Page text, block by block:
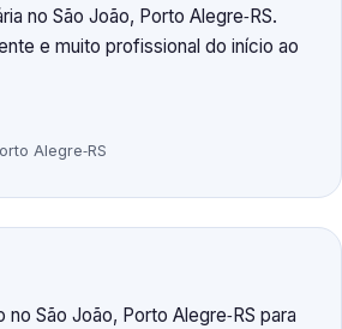
no São João, Porto Alegre‑RS.
e muito profissional do início ao
Alegre‑RS
São João, Porto Alegre‑RS para